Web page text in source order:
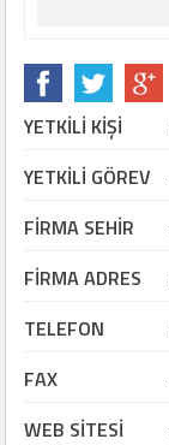
YETKİLİ KİŞİ
YETKİLİ GÖREV
FİRMA SEHİR
FİRMA ADRES
TELEFON
FAX
WEB SİTESİ